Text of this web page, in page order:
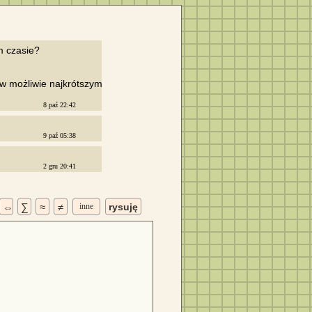
możliwie najkrótszym
8 paź 22:42
9 paź 05:38
2 gru 20:41
⇔ ∑ ≈ ≠ inne rysuję